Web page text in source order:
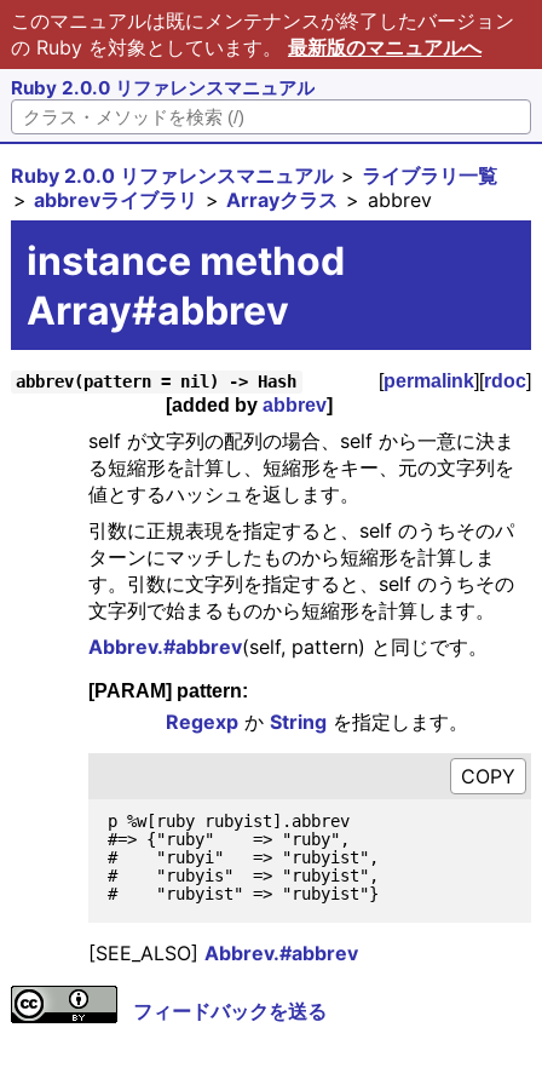
このマニュアルは既にメンテナンスが終了したバージョン
の Ruby を対象としています。 最新版のマニュアルへ
Ruby 2.0.0 リファレンスマニュアル
Ruby 2.0.0 リファレンスマニュアル
ライブラリ一覧
abbrevライブラリ
Arrayクラス abbrev
instance method
Array#abbrev
abbrev(pattern = nil) -> Hash [permalink][rdoc]
[added by abbrev]
self が文字列の配列の場合、self から一意に決ま
る短縮形を計算し、短縮形をキー、元の文字列を
値とするハッシュを返します。
引数に正規表現を指定すると、self のうちそのパ
ターンにマッチしたものから短縮形を計算しま
す。引数に文字列を指定すると、self のうちその
文字列で始まるものから短縮形を計算します。
Abbrev.#abbrev(self, pattern) と同じです。
[PARAM] pattern:
Regexpか Stringを指定します。
p %w[ruby rubyist].abbrev
#=> {"ruby"    => "ruby",
#    "rubyi"   => "rubyist",
#    "rubyis"  => "rubyist",
[SEE_ALSO] Abbrev.#abbrev
フィードバックを送る